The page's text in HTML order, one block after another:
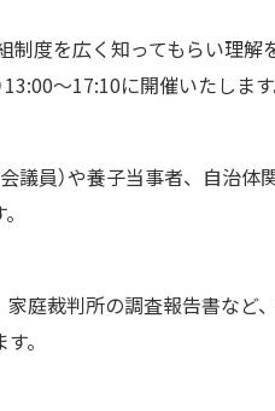
制度を広く知ってもらい理
～17:10に開催いたします
議員）や養子当事者、自治体
家庭裁判所の調査報告書など
。